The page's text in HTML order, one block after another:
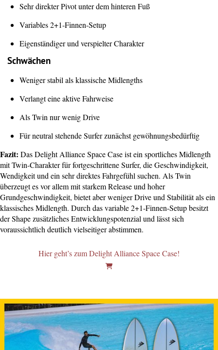
Sehr direkter Pivot unter dem hinteren Fuß
Variables 2+1-Finnen-Setup
Eigenständiger und verspielter Charakter
Schwächen
Weniger stabil als klassische Midlengths
Verlangt eine aktive Fahrweise
Als Twin nur wenig Drive
Für neutral stehende Surfer zunächst gewöhnungsbedürftig
Fazit: Das Delight Alliance Space Case ist ein sportliches Midlength
mit Twin-Charakter für fortgeschrittene Surfer, die Geschwindigkeit,
Wendigkeit und ein sehr direktes Fahrgefühl suchen. Als Twin
überzeugt es vor allem mit starkem Release und hoher
Grundgeschwindigkeit, bietet aber weniger Drive und Stabilität als ein
klassisches Midlength. Durch das variable 2+1-Finnen-Setup besitzt
der Shape zusätzliches Entwicklungspotenzial und lässt sich
voraussichtlich deutlich vielseitiger abstimmen.
Hier geht’s zum Delight Alliance Space Case!